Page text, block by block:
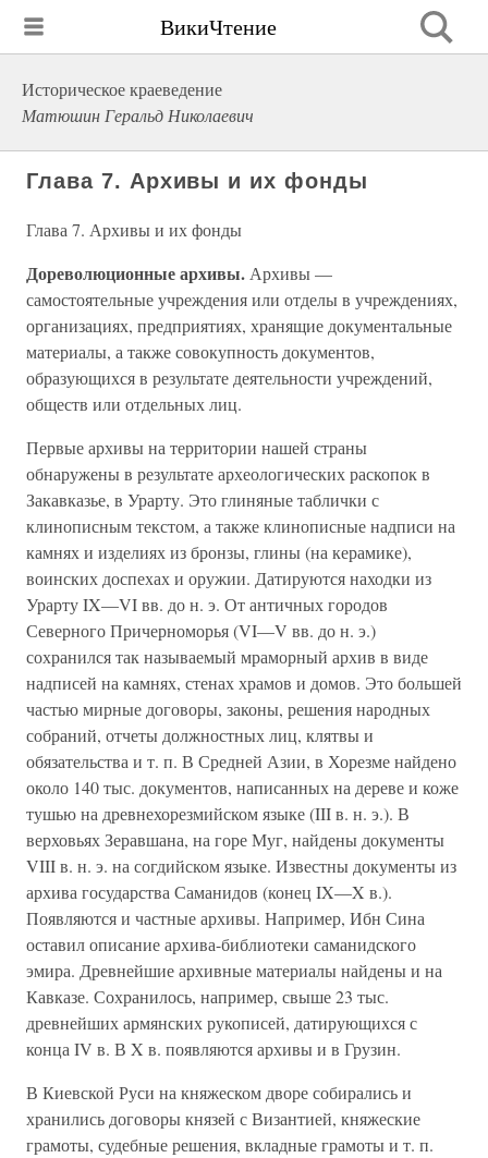
ВикиЧтение
Историческое краеведение
Матюшин Геральд Николаевич
Глава 7. Архивы и их фонды
Глава 7. Архивы и их фонды
Дореволюционные архивы. Архивы —
самостоятельные учреждения или отделы в учреждениях,
организациях, предприятиях, хранящие документальные
материалы, а также совокупность документов,
образующихся в результате деятельности учреждений,
обществ или отдельных лиц.
Первые архивы на территории нашей страны
обнаружены в результате археологических раскопок в
Закавказье, в Урарту. Это глиняные таблички с
клинописным текстом, а также клинописные надписи на
камнях и изделиях из бронзы, глины (на керамике),
воинских доспехах и оружии. Датируются находки из
Урарту IX—VI вв. до н. э. От античных городов
Северного Причерноморья (VI—V вв. до н. э.)
сохранился так называемый мраморный архив в виде
надписей на камнях, стенах храмов и домов. Это большей
частью мирные договоры, законы, решения народных
собраний, отчеты должностных лиц, клятвы и
обязательства и т. п. В Средней Азии, в Хорезме найдено
около 140 тыс. документов, написанных на дереве и коже
тушью на древнехорезмийском языке (III в. н. э.). В
верховьях Зеравшана, на горе Муг, найдены документы
VIII в. н. э. на согдийском языке. Известны документы из
архива государства Саманидов (конец IX—X в.).
Появляются и частные архивы. Например, Ибн Сина
оставил описание архива-библиотеки саманидского
эмира. Древнейшие архивные материалы найдены и на
Кавказе. Сохранилось, например, свыше 23 тыс.
древнейших армянских рукописей, датирующихся с
конца IV в. В X в. появляются архивы и в Грузин.
В Киевской Руси на княжеском дворе собирались и
хранились договоры князей с Византией, княжеские
грамоты, судебные решения, вкладные грамоты и т. п.